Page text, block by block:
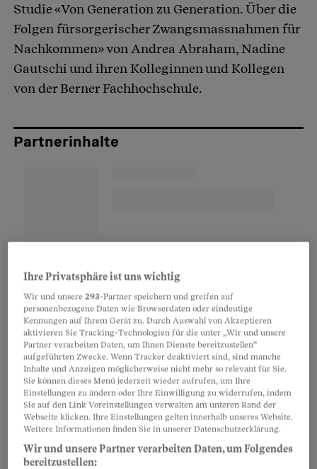
Studie «Von Generation zu Generation. Über die
Folgen fürsorgerischer Zwangsmassnahmen für
Nachkommen» von Andrea Abraham, Nadine
Gautschi und ihren Kolleginnen und Kollegen
von der Berner Fachhochschule.
Partnerinhalte
Bei der qualitativen Untersuchung im Rahmen
des Nationalen Forschungsprogramms
befragten sie 27 Betroffene mit Jahrgängen
zwischen 1940 und 1990. «Wir wollten wissen,
ihrer Eltern auf ihr eigenes Leben deuteten und
Ihre Privatsphäre ist uns wichtig
Wir und unsere293-Partner speichern und greifen auf
personenbezogene Daten wie Browserdaten oder eindeutige
Kennungen auf Ihrem Gerät zu. Durch Auswahl von Akzeptieren
aktivieren Sie Tracking-Technologien für die unter „Wir und unsere
Partner verarbeiten Daten, um Ihnen Dienste bereitzustellen“
aufgeführten Zwecke. Wenn Tracker deaktiviert sind, sind manche
Inhalte und Anzeigen möglicherweise nicht mehr so relevant für Sie.
Sie können dieses Menü jederzeit wieder aufrufen, um Ihre
Einstellungen zu ändern oder Ihre Einwilligung zu widerrufen, indem
Sie auf den Link Voreinstellungen verwalten am unteren Rand der
Webseite klicken. Ihre Einstellungen gelten innerhalb unseres Website.
Weitere Informationen finden Sie in unserer Datenschutzerklärung.
Wir und unsere Partner verarbeiten Daten, um Folgendes
bereitzustellen: